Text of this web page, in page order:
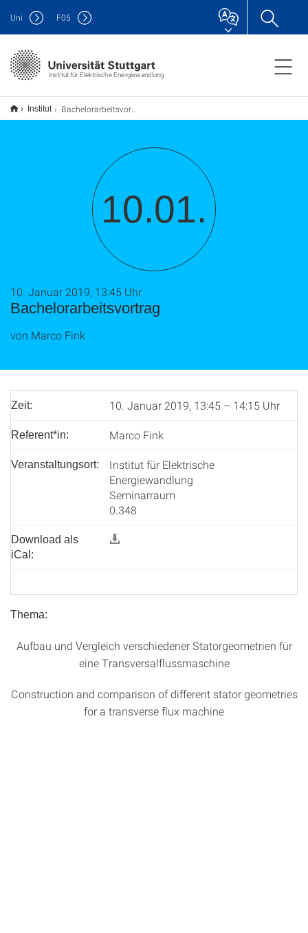
Institut für Elektrische Energiewandlung
Uni F05
Institut Bachelorarbeitsvortrag
10.01.
Bachelorarbeitsvortrag
10. Januar 2019, 13:45 Uhr
von Marco Fink
Zeit: 10. Januar 2019, 13:45 – 14:15 Uhr
Referent*in: Marco Fink
Veranstaltungsort:
Institut für Elektrische
Energiewandlung
Seminarraum
0.348
Download als
iCal:
Thema:
Aufbau und Vergleich verschiedener Statorgeometrien für
eine Transversalflussmaschine
Construction and comparison of different stator geometries
for a transverse flux machine